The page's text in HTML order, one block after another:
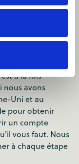
le
à la fois
nous avons
Uni et au
pour obtenir
un compte
vous faut. Nous
à chaque étape